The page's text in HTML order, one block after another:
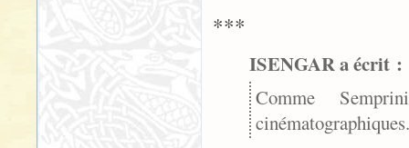
***
ISENGAR a écrit :
Comme
cinématographiques.